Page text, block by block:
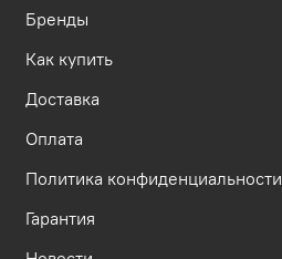
Бренды
Как купить
Доставка
Оплата
Политика конфиденциальности
Гарантия